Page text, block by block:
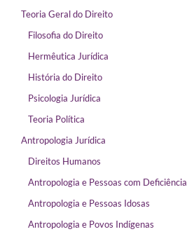
Teoria Geral do Direito
Filosofia do Direito
Hermêutica Jurídica
História do Direito
Psicologia Jurídica
Teoria Política
Antropologia Jurídica
Direitos Humanos
Antropologia e Pessoas com Deficiência
Antropologia e Pessoas Idosas
Antropologia e Povos Indígenas